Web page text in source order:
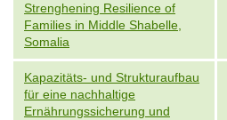
Strenghening Resilience of
Families in Middle Shabelle,
Somalia
Kapazitäts- und Strukturaufbau
für eine nachhaltige
Ernährungssicherung und